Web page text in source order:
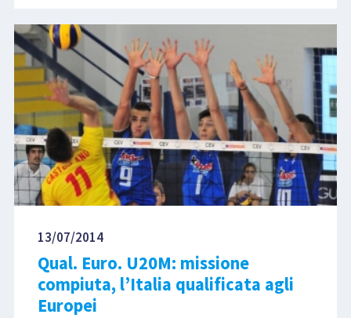
13/07/2014
Qual. Euro. U20M: missione
compiuta, l’Italia qualificata agli
Europei